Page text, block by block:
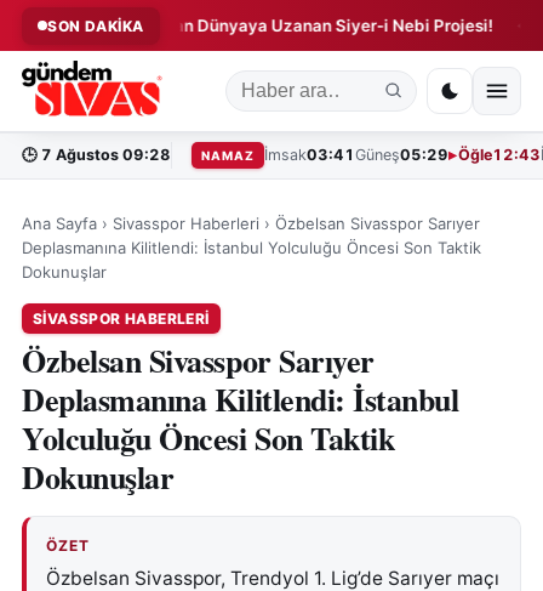
SON DAKİKA
◆ Sivas'tan Dünyaya Uzanan Siyer-i Nebi Projesi! ◆
🕒 7 Ağustos 09:28 NAMAZ İmsak03:41 Güneş05:29 Öğle12:43
Ana Sayfa › Sivasspor Haberleri › Özbelsan Sivasspor Sarıyer
Deplasmanına Kilitlendi: İstanbul Yolculuğu Öncesi Son Taktik
Dokunuşlar
SIVASSPOR HABERLERI
Özbelsan Sivasspor Sarıyer
Deplasmanına Kilitlendi: İstanbul
Yolculuğu Öncesi Son Taktik
Dokunuşlar
ÖZET
Özbelsan Sivasspor, Trendyol 1. Lig’de Sarıyer maçı